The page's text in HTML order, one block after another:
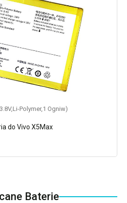
Polymer,1 Ogniw)
do Vivo X5Max
Baterie